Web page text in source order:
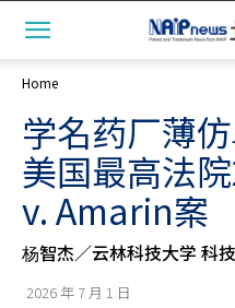
Home
学名药厂薄
美国最高法
v. Amarin案
杨智杰／云林科技大学 科
2026 年 7 月 1 日